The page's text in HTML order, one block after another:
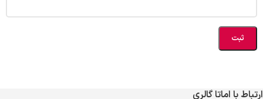
ارتباط با اماتا گالری